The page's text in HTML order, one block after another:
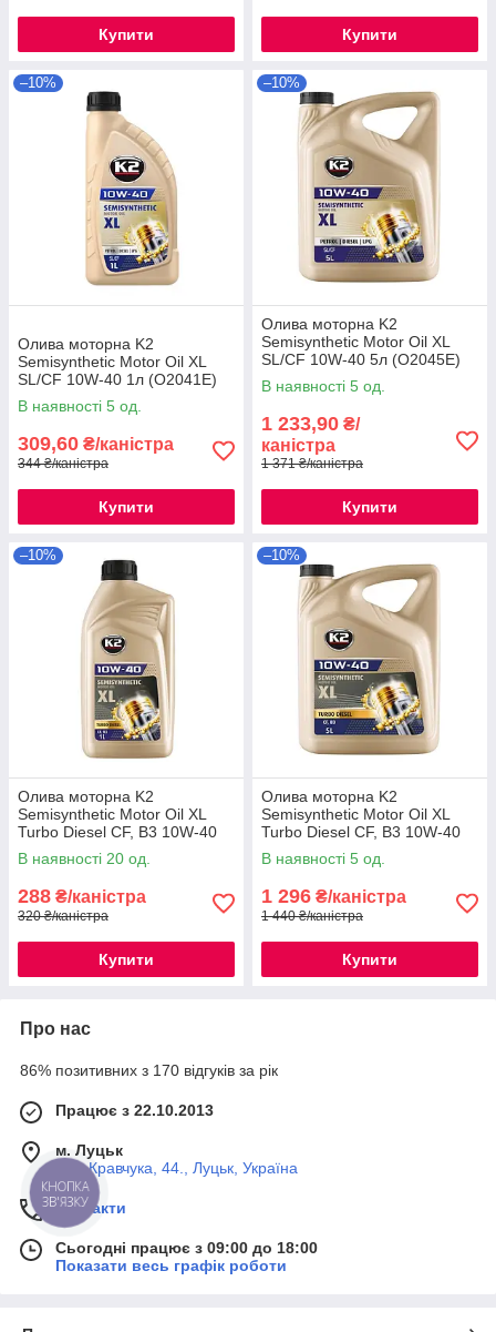
Купити Купити
–10%
Олива моторна K2
Semisynthetic Motor Oil XL
SL/CF 10W-40 1л (O2041E)
В наявності 5 од.
309,60 ₴/каністра
344 ₴/каністра
Купити
–10%
Олива моторна K2
Semisynthetic Motor Oil XL
SL/CF 10W-40 5л (O2045E)
В наявності 5 од.
1 233,90 ₴/
каністра
1 371 ₴/каністра
Купити
–10%
Олива моторна K2
Semisynthetic Motor Oil XL
Turbo Diesel CF, B3 10W-40
1л (O2051E)
В наявності 20 од.
288 ₴/каністра
320 ₴/каністра
Купити
–10%
Олива моторна K2
Semisynthetic Motor Oil XL
Turbo Diesel CF, B3 10W-40
5л (O2055E)
В наявності 5 од.
1 296 ₴/каністра
1 440 ₴/каністра
Купити
Про нас
86% позитивних з 170 відгуків за рік
Працює з 22.10.2013
м. Луцьк
вул. Кравчука, 44., Луцьк, Україна
Контакти
Сьогодні працює з 09:00 до 18:00
Показати весь графік роботи
КНОПКА
ЗВ'ЯЗКУ